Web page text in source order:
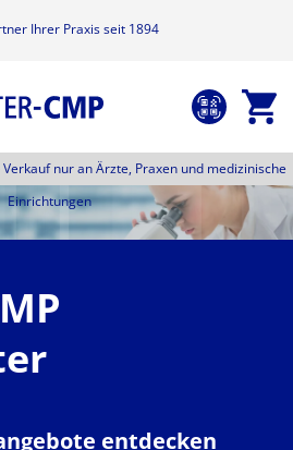
Ihrer Praxis seit 1894
Verkauf nur an Ärzte, Praxen und medizinische
Einrichtungen
entdecken